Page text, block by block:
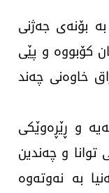
سوودانی، سەرۆک وەزیرانی عێراق ئەمڕۆ هەینی 4ی نیسانی 2025، بە بۆنەی جەژنی
کۆبووە و پێی
خاوەنی چەند
و ڕێڕه‌وێكی
توانا و چەندین
به‌ نه‌وته‌وه‌